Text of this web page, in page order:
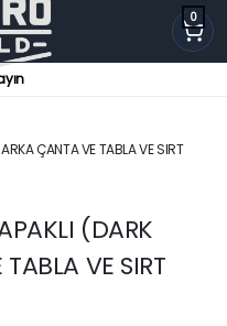
0
ÇANTA VE TABLA VE SIRT
(DARK
VE SIRT